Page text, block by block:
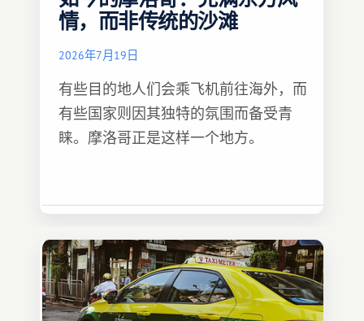
情，而非传统的沙滩
2026年7月19日
有些目的地人们会乘飞机前往海外，而
有些国家则因其独特的氛围而备受青
睐。摩洛哥正是这样一个地方。